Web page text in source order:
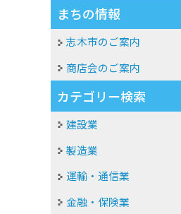
まちの情報
志木市のご案内
商店会のご案内
カテゴリー検索
建設業
製造業
運輸・通信業
金融・保険業